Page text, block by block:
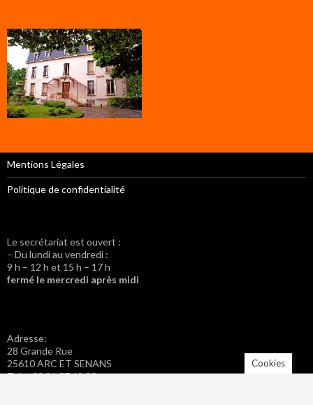
Mentions Légales
Politique de confidentialité
Le secrétariat est ouvert :
– Du lundi au vendredi :
9 h – 12 h et 15 h – 17 h
fermé le mercredi après midi
Adresse:
28 Grande Rue
25610 ARC ET SENANS
Tel. : 03 81 57 42 20
Cookies